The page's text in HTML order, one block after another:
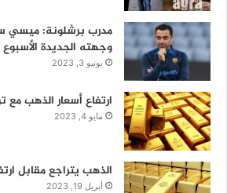
مدرب برشلونة: ميسي
وجهته الجديدة الأسبوع
يونيو 3, 2023
ارتفاع أسعار الذهب مع
مايو 4, 2023
الذهب يتراجع مقابل
أبريل 19, 2023